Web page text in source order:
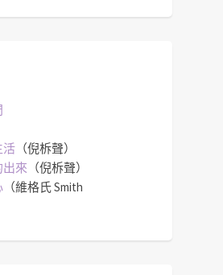
活 （倪柝聲）
來 （倪柝聲）
（維格氏 Smith